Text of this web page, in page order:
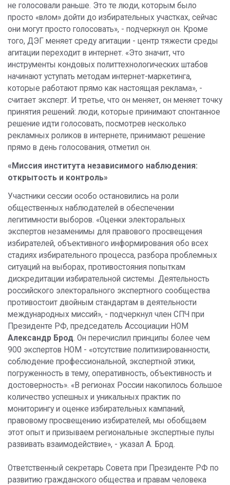
не голосовали раньше. Это те люди, которым было
просто «влом» дойти до избирательных участках, сейчас
они могут просто голосовать», - подчеркнул он. Кроме
того, ДЭГ меняет среду агитации - центр тяжести среды
агитации переходит в интернет. «Это значит, что
инструменты кондовых политтехнологических штабов
начинают уступать методам интернет-маркетинга,
которые работают прямо как настоящая реклама», -
считает эксперт. И третье, что он меняет, он меняет точку
принятия решений: люди, которые принимают спонтанное
решение идти голосовать, посмотрев несколько
рекламных роликов в интернете, принимают решение
прямо в день голосования, отметил он.
«Миссия института независимого наблюдения:
открытость и контроль»
Участники сессии особо остановились на роли
общественных наблюдателей в обеспечении
легитимности выборов. «Оценки электоральных
экспертов незаменимы для правового просвещения
избирателей, объективного информирования обо всех
стадиях избирательного процесса, разбора проблемных
ситуаций на выборах, противостояния попыткам
дискредитации избирательной системы. Деятельность
российского электорального экспертного сообщества
противостоит двойным стандартам в деятельности
международных миссий», - подчеркнул член СПЧ при
Президенте РФ, председатель Ассоциации НОМ
Александр Брод. Он перечислил принципы более чем
900 экспертов НОМ - «отсутствие политизированности,
соблюдение профессиональной, экспертной этики,
погруженность в тему, оперативность, объективность и
достоверность». «В регионах России накопилось большое
количество успешных и уникальных практик по
мониторингу и оценке избирательных кампаний,
правовому просвещению избирателей, мы обобщаем
этот опыт и призываем региональные экспертные пулы
развивать взаимодействие», - указал А. Брод.
Ответственный секретарь Совета при Президенте РФ по
развитию гражданского общества и правам человека